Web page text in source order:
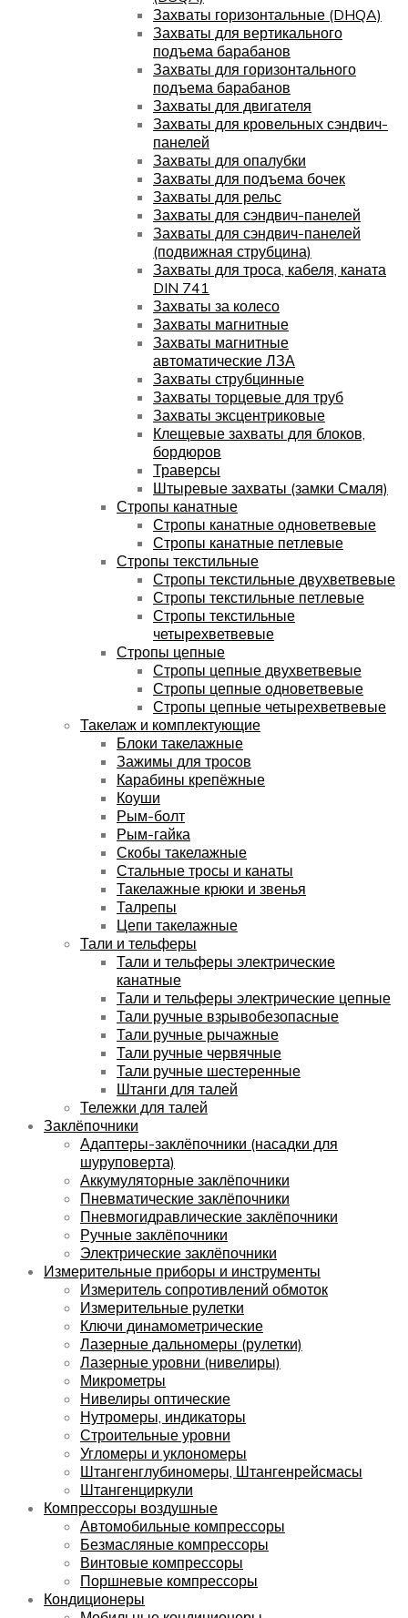
Захваты горизонтальные (DHQA)
Захваты для вертикального
подъема барабанов
Захваты для горизонтального
подъема барабанов
Захваты для двигателя
Захваты для кровельных сэндвич-
панелей
Захваты для опалубки
Захваты для подъема бочек
Захваты для рельс
Захваты для сэндвич-панелей
Захваты для сэндвич-панелей
(подвижная струбцина)
Захваты для троса, кабеля, каната
DIN 741
Захваты за колесо
Захваты магнитные
Захваты магнитные
автоматические ЛЗА
Захваты струбцинные
Захваты торцевые для труб
Захваты эксцентриковые
Клещевые захваты для блоков,
бордюров
Траверсы
Штыревые захваты (замки Смаля)
Стропы канатные
Стропы канатные одноветвевые
Стропы канатные петлевые
Стропы текстильные
Стропы текстильные двухветвевые
Стропы текстильные петлевые
Стропы текстильные
четырехветвевые
Стропы цепные
Стропы цепные двухветвевые
Стропы цепные одноветвевые
Стропы цепные четырехветвевые
Такелаж и комплектующие
Блоки такелажные
Зажимы для тросов
Карабины крепёжные
Коуши
Рым-болт
Рым-гайка
Скобы такелажные
Стальные тросы и канаты
Такелажные крюки и звенья
Талрепы
Цепи такелажные
Тали и тельферы
Тали и тельферы электрические
канатные
Тали и тельферы электрические цепные
Тали ручные взрывобезопасные
Тали ручные рычажные
Тали ручные червячные
Тали ручные шестеренные
Штанги для талей
Тележки для талей
Заклёпочники
Адаптеры-заклёпочники (насадки для
шуруповерта)
Аккумуляторные заклёпочники
Пневматические заклёпочники
Пневмогидравлические заклёпочники
Ручные заклёпочники
Электрические заклёпочники
Измерительные приборы и инструменты
Измеритель сопротивлений обмоток
Измерительные рулетки
Ключи динамометрические
Лазерные дальномеры (рулетки)
Лазерные уровни (нивелиры)
Микрометры
Нивелиры оптические
Нутромеры, индикаторы
Строительные уровни
Угломеры и уклономеры
Штангенглубиномеры, Штангенрейсмасы
Штангенциркули
Компрессоры воздушные
Автомобильные компрессоры
Безмасляные компрессоры
Винтовые компрессоры
Поршневые компрессоры
Кондиционеры